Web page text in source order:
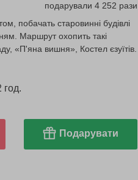
подарували 4 252 рази
побачать старовинні будівлі
Маршрут охопить такі
«П'яна вишня», Костел єзуїтів.
год.
Подарувати